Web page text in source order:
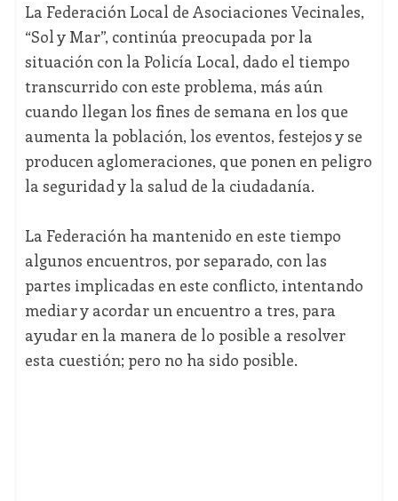
La Federación Local de Asociaciones Vecinales,
“Sol y Mar”, continúa preocupada por la
situación con la Policía Local, dado el tiempo
transcurrido con este problema, más aún
cuando llegan los fines de semana en los que
aumenta la población, los eventos, festejos y se
producen aglomeraciones, que ponen en peligro
la seguridad y la salud de la ciudadanía.
La Federación ha mantenido en este tiempo
algunos encuentros, por separado, con las
partes implicadas en este conflicto, intentando
mediar y acordar un encuentro a tres, para
ayudar en la manera de lo posible a resolver
esta cuestión; pero no ha sido posible.